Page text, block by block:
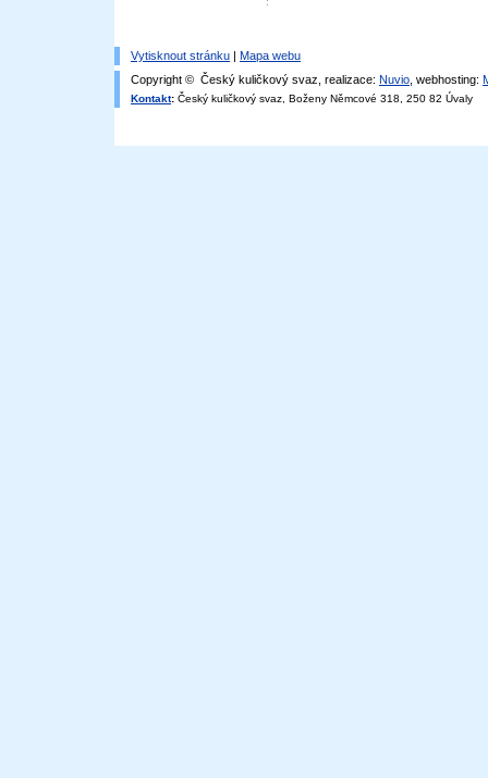
Vytisknout stránku | Mapa webu
Copyright © Český kuličkový svaz, realizace: Nuvio , webhosting:
Kontakt: Český kuličkový svaz, Boženy Němcové 318, 250 82 Úvaly